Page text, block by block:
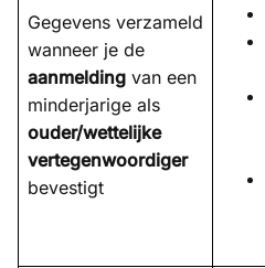
Gegevens verzameld
wanneer je de
aanmelding van een
minderjarige als
ouder/wettelijke
vertegenwoordiger
bevestigt